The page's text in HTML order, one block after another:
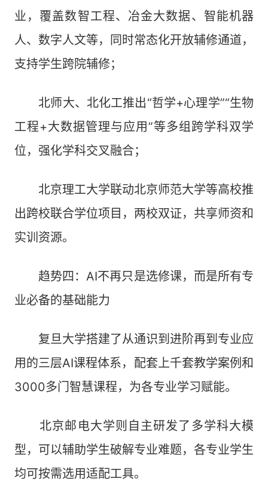
业，覆盖数智工程、冶金大数据、智能机器
人、数字人文等，同时常态化开放辅修通道，
支持学生跨院辅修；
北师大、北化工推出“哲学+心理学”“生物
工程+大数据管理与应用”‌等多组跨学科双学
位，强化学科交叉融合；
北京理工大学联动北京师范大学等高校推
出跨校联合学位项目，两校双证，共享师资和
实训资源。
趋势四：AI不再只是选修课，而是所有专
业必备的基础能力
复旦大学搭建了从通识到进阶再到专业应
用的三层AI课程体系，配套上千套教学案例和
3000多门智慧课程，为各专业学习赋能。
北京邮电大学则自主研发了多学科大模
型，可以辅助学生破解专业难题，各专业学生
均可按需选用适配工具。